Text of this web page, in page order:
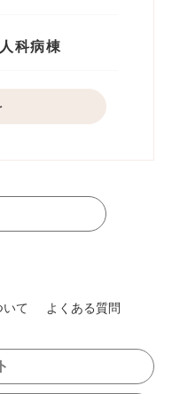
科病棟
いて よくある質問